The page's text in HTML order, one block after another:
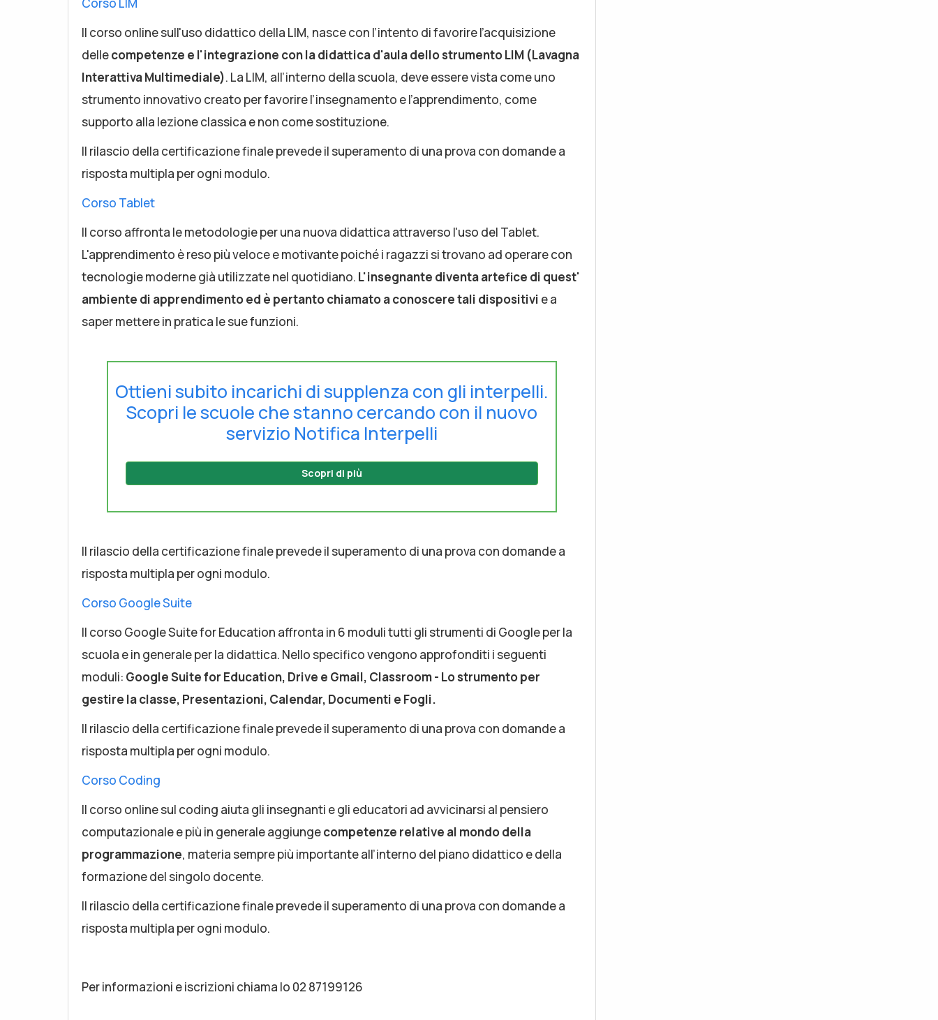
Il corso online sull'uso didattico della LIM, nasce con l’intento di favorire l’acquisizione
dellecompetenze e l'integrazione con la didattica d'aula dello strumento LIM (Lavagna
Interattiva Multimediale). La LIM, all’interno della scuola, deve essere vista come uno
strumento innovativo creato per favorire l’insegnamento e l’apprendimento, come
supporto alla lezione classica e non come sostituzione.
Il rilascio della certificazione finale prevede il superamento di una prova con domande a
risposta multipla per ogni modulo.
Corso Tablet
Il corso affronta le metodologie per una nuova didattica attraverso l'uso del Tablet.
L'apprendimento è reso più veloce e motivante poiché i ragazzi si trovano ad operare con
tecnologie moderne già utilizzate nel quotidiano. L'insegnante diventa artefice di quest'
ambiente di apprendimento ed è pertanto chiamato a conoscere tali dispositivi e a
saper mettere in pratica le sue funzioni.
Ottieni subito incarichi di supplenza con gli interpelli.
Scopri le scuole che stanno cercando con il nuovo
servizio Notifica Interpelli
Scopri di più
Il rilascio della certificazione finale prevede il superamento di una prova con domande a
risposta multipla per ogni modulo.
Corso Google Suite
Il corso Google Suite for Education affronta in 6 moduli tutti gli strumenti di Google per la
scuola e in generale per la didattica. Nello specifico vengono approfonditi i seguenti
moduli: Google Suite for Education, Drive e Gmail, Classroom - Lo strumento per
gestire la classe, Presentazioni, Calendar, Documenti e Fogli.
Il rilascio della certificazione finale prevede il superamento di una prova con domande a
risposta multipla per ogni modulo.
Corso Coding
Il corso online sul coding aiuta gli insegnanti e gli educatori ad avvicinarsi al pensiero
computazionale e più in generale aggiungecompetenze relative al mondo della
programmazione, materia sempre più importante all’interno del piano didattico e della
formazione del singolo docente.
Il rilascio della certificazione finale prevede il superamento di una prova con domande a
risposta multipla per ogni modulo.
Per informazioni e iscrizioni chiama lo 02 87199126